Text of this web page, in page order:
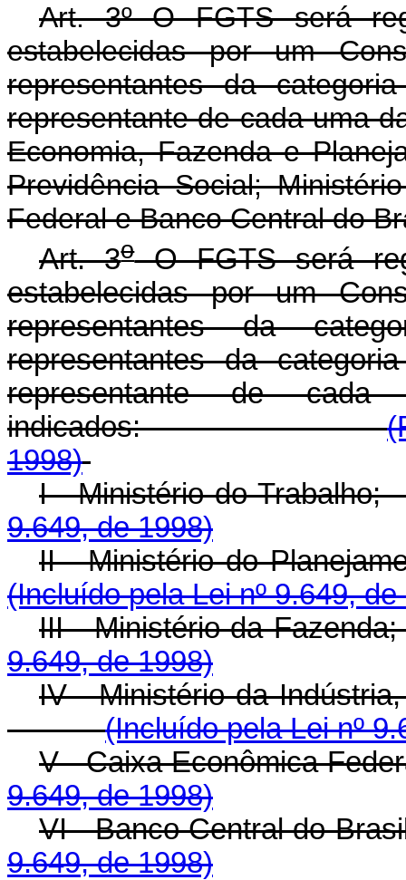
Art. 3º O FGTS será
estabelecidas por um
representantes da
representante de cada uma
Economia, Fazenda e
Previdência Social;
Federal e Banco Central do
Art. 3oO FGTS será
estabelecidas por um
representantes da
representantes da
representante de
indicados:
1998)
I - Ministério do
9.649, de 1998)
II - Ministério do
(Incluído pela Lei nº 9.649, de
III - Ministério
9.649, de 1998)
IV - Ministério da
(Incluído pela Lei nº
V - Caixa
9.649, de 1998)
VI - Banco
9.649, de 1998)